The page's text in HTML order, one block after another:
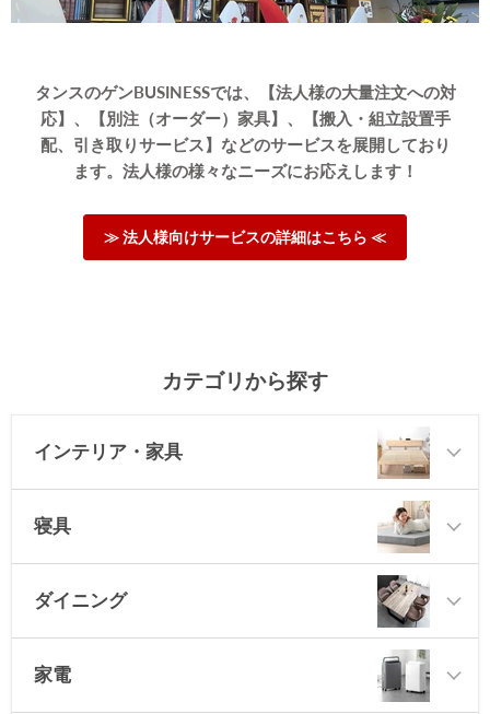
≫もっと見る≪
タンスのゲンBUSINESSでは、【法人様の大量注文への対
応】、【別注（オーダー）家具】、【搬入・組立設置手
配、引き取りサービス】などのサービスを展開しており
ます。法人様の様々なニーズにお応えします！
≫ 法人様向けサービスの詳細はこちら ≪
カテゴリから探す
インテリア・家具
寝具
ダイニング
家電